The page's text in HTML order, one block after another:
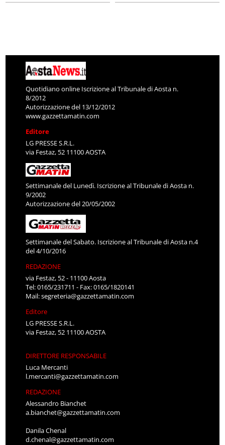
Quotidiano online Iscrizione al Tribunale di Aosta n.
8/2012
Autorizzazione del 13/12/2012
www.gazzettamatin.com
Editore
LG PRESSE S.R.L.
via Festaz, 52 11100 AOSTA
Settimanale del Lunedì. Iscrizione al Tribunale di Aosta n.
9/2002
Autorizzazione del 20/05/2002
Settimanale del Sabato. Iscrizione al Tribunale di Aosta n.4
del 4/10/2016
REDAZIONE
via Festaz, 52 - 11100 Aosta
Tel: 0165/231711 - Fax: 0165/1820141
Mail:segreteria@gazzettamatin.com
Editore
LG PRESSE S.R.L.
via Festaz, 52 11100 AOSTA
DIRETTORE RESPONSABILE
Luca Mercanti
l.mercanti@gazzettamatin.com
REDAZIONE
Alessandro Bianchet
a.bianchet@gazzettamatin.com
Danila Chenal
d.chenal@gazzettamatin.com